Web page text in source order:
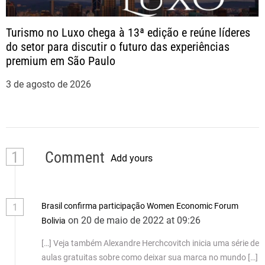
Turismo no Luxo chega à 13ª edição e reúne líderes
do setor para discutir o futuro das experiências
premium em São Paulo
3 de agosto de 2026
1 Comment Add yours
1
Brasil confirma participação Women Economic Forum
Bolivia on 20 de maio de 2022 at 09:26
[…] Veja também Alexandre Herchcovitch inicia uma série de
aulas gratuitas sobre como deixar sua marca no mundo […]